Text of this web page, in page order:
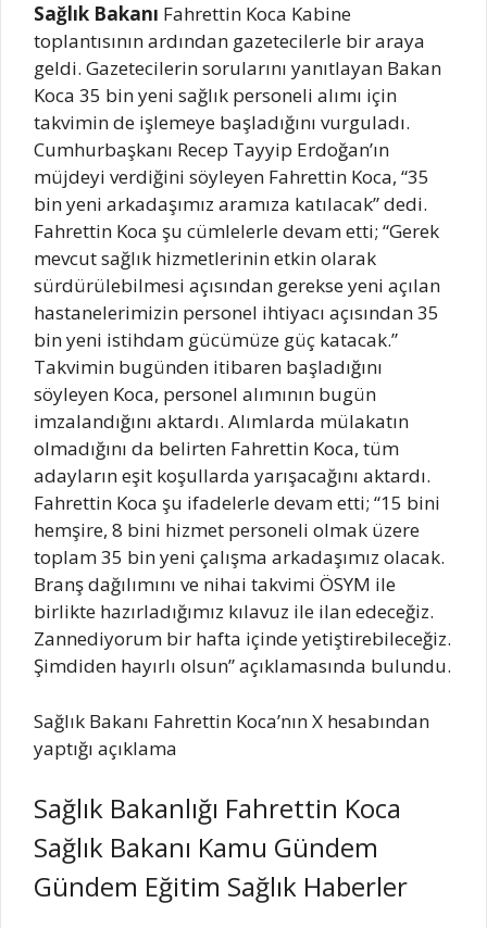
Sağlık Bakanı Fahrettin Koca Kabine
toplantısının ardından gazetecilerle bir araya
geldi. Gazetecilerin sorularını yanıtlayan Bakan
Koca 35 bin yeni sağlık personeli alımı için
takvimin de işlemeye başladığını vurguladı.
Cumhurbaşkanı Recep Tayyip Erdoğan’ın
müjdeyi verdiğini söyleyen Fahrettin Koca, “35
bin yeni arkadaşımız aramıza katılacak” dedi.
Fahrettin Koca şu cümlelerle devam etti; “Gerek
mevcut sağlık hizmetlerinin etkin olarak
sürdürülebilmesi açısından gerekse yeni açılan
hastanelerimizin personel ihtiyacı açısından 35
bin yeni istihdam gücümüze güç katacak.”
Takvimin bugünden itibaren başladığını
söyleyen Koca, personel alımının bugün
imzalandığını aktardı. Alımlarda mülakatın
olmadığını da belirten Fahrettin Koca, tüm
adayların eşit koşullarda yarışacağını aktardı.
Fahrettin Koca şu ifadelerle devam etti; “15 bini
hemşire, 8 bini hizmet personeli olmak üzere
toplam 35 bin yeni çalışma arkadaşımız olacak.
Branş dağılımını ve nihai takvimi ÖSYM ile
birlikte hazırladığımız kılavuz ile ilan edeceğiz.
Zannediyorum bir hafta içinde yetiştirebileceğiz.
Şimdiden hayırlı olsun” açıklamasında bulundu.
Sağlık Bakanı Fahrettin Koca’nın X hesabından
yaptığı açıklama
Sağlık Bakanlığı Fahrettin Koca
Sağlık Bakanı Kamu Gündem
Gündem Eğitim Sağlık Haberler